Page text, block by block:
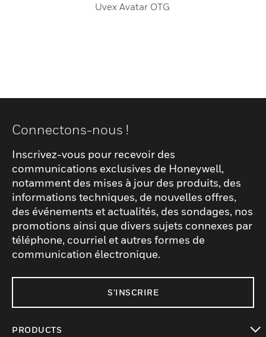
Uvex Avatar OTG
Connectons-nous !
Inscrivez-vous pour recevoir des
communications exclusives de Honeywell,
notamment des mises à jour des produits, des
informations techniques, de nouvelles offres,
des événements et actualités, des sondages, nos
promotions ainsi que divers sujets connexes par
téléphone, courriel et autres formes de
communication électronique.
S'INSCRIRE
PRODUCTS